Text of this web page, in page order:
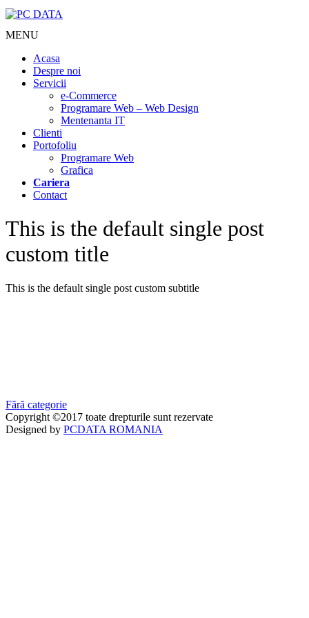
MENU
Acasa
Despre noi
Servicii
e-Commerce
Programare Web – Web Design
Mentenanta IT
Clienti
Portofoliu
Programare Web
Grafica
Cariera
Contact
This is the default single post
custom title
This is the default single post custom subtitle
Fără categorie
Copyright ©2017 toate drepturile sunt rezervate
Designed by PCDATA ROMANIA